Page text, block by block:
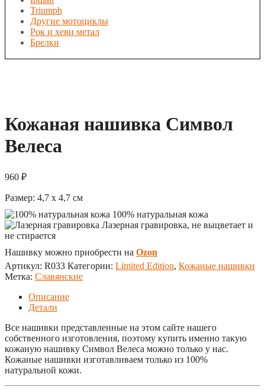
Triumph
Другие мотоциклы
Рок и хеви метал
Брелки
Кожаная нашивка Символ
Велеса
960 ₽
Размер: 4,7 x 4,7 см
100% натуральная кожа
Лазерная гравировка, не выцветает и
не стирается
Нашивку можно приобрести на Ozon
Артикул: R033 Категории: Limited Edition, Кожаные нашивки
Метка: Славянские
Описание
Детали
Все нашивки представленные на этом сайте нашего
собственного изготовления, поэтому купить именно такую
кожаную нашивку Символ Велеса можно только у нас.
Кожаные нашивки изготавливаем только из 100%
натуральной кожи.